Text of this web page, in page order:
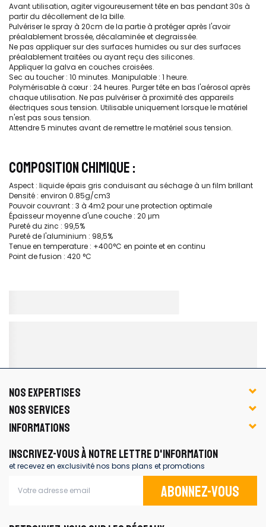
Avant utilisation, agiter vigoureusement tête en bas pendant 30s à
partir du décollement de la bille.
Pulvériser le spray à 20cm de la partie à protéger après l'avoir
préalablement brossée, décalaminée et degraissée.
Ne pas appliquer sur des surfaces humides ou sur des surfaces
préalablement traitées ou ayant reçu des silicones.
Appliquer la galva en couches croisées.
Sec au toucher : 10 minutes. Manipulable : 1 heure.
Polymérisable à cœur : 24 heures. Purger tête en bas l'aérosol après
chaque utilisation. Ne pas pulvériser à proximité des appareils
électriques sous tension. Utilisable uniquement lorsque le matériel
n'est pas sous tension.
Attendre 5 minutes avant de remettre le matériel sous tension.
COMPOSITION CHIMIQUE :
Aspect : liquide épais gris conduisant au séchage à un film brillant
Densité : environ 0.85g/cm3
Pouvoir couvrant : 3 à 4m2 pour une protection optimale
Épaisseur moyenne d'une couche : 20 μm
Pureté du zinc : 99,5%
Pureté de l'aluminium : 98,5%
Tenue en temperature : +400°C en pointe et en continu
Point de fusion : 420 °C
NOS EXPERTISES
NOS SERVICES
INFORMATIONS
INSCRIVEZ-VOUS À NOTRE LETTRE D'INFORMATION
et recevez en exclusivité nos bons plans et promotions
Abonnez-vous